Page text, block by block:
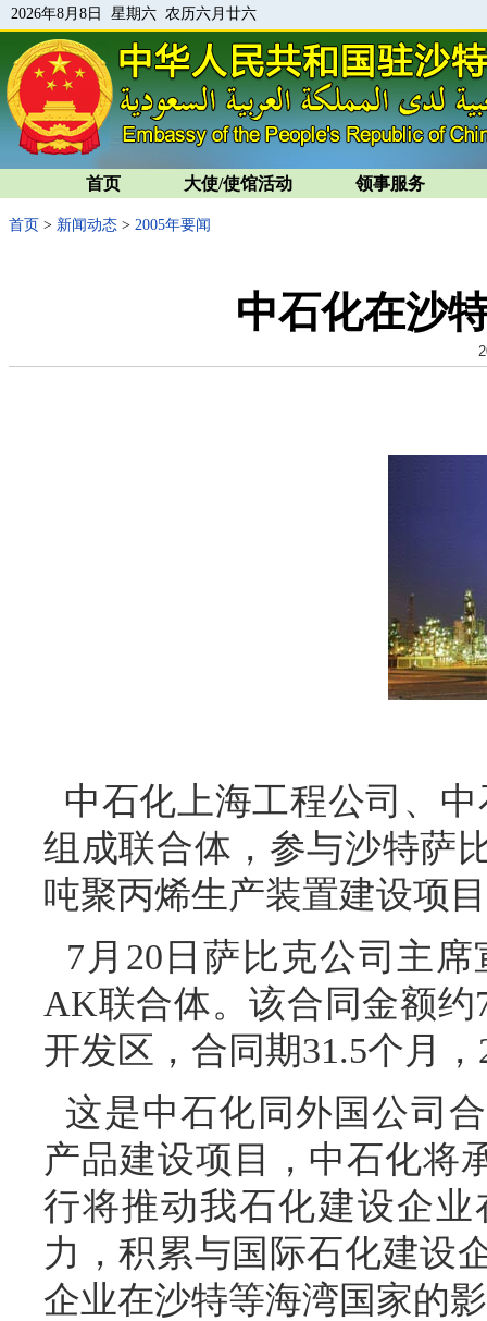
2026年8月8日 星期六 农历六月廿六
首页 大使/使馆活动 领事服务
首页 > 新闻动态 > 2005年要闻
中石化在沙
中石化上海工程公司、
组成联合体，参与沙特萨
吨聚丙烯生产装置建设项
7月20日萨比克公司主
AK联合体。该合同金额
开发区，合同期31.5个月
这是中石化同外国公司
产品建设项目，中石化将
行将推动我石化建设企
力，积累与国际石化建设
企业在沙特等海湾国家的